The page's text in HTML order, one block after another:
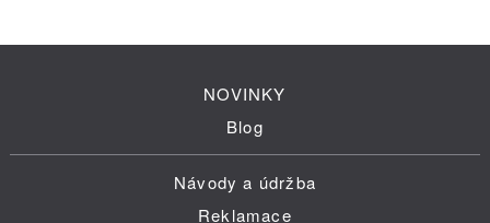
NOVINKY
Blog
Návody a údržba
Reklamace